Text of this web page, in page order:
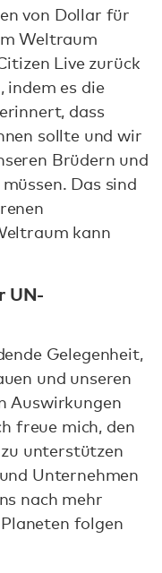
von Dollar für
Weltraum
Live zurück
indem es die
dass
sollte und wir
Brüdern und
Das sind
kann
UN-
Gelegenheit,
und unseren
Auswirkungen
freue mich, den
unterstützen
Unternehmen
nach mehr
folgen